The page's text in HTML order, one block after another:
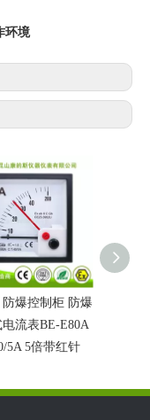
环境
防爆控制柜 防爆
流表BE-E80A
5A 5倍带红针